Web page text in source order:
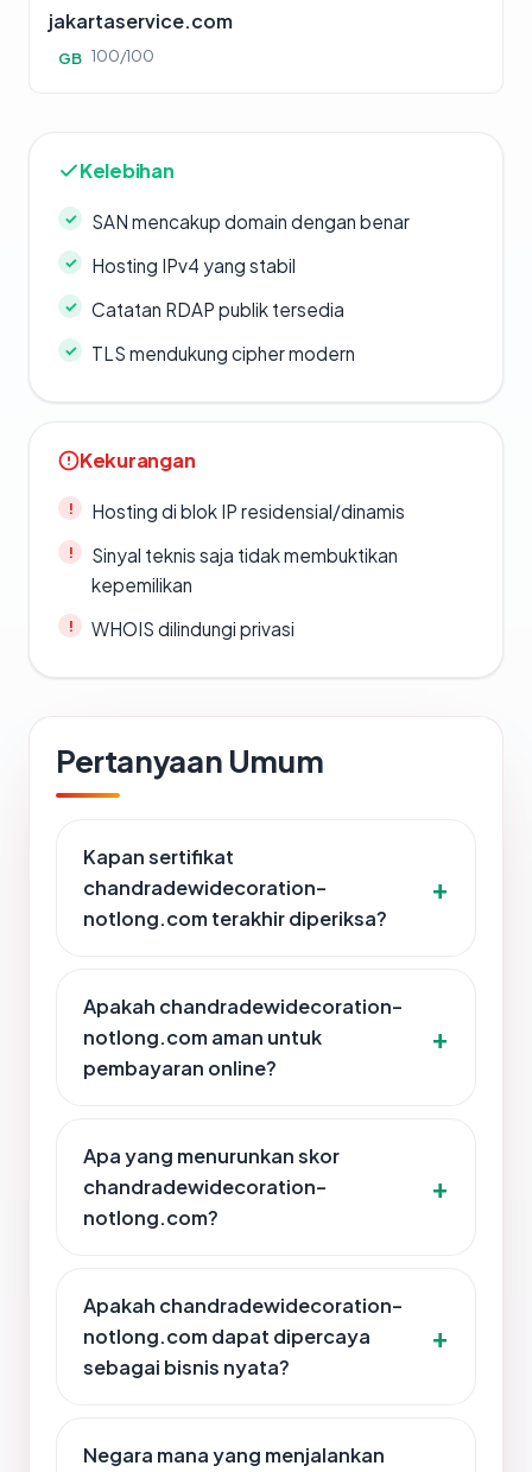
jakartaservice.com
GB 100/100
Kelebihan
SAN mencakup domain dengan benar
Hosting IPv4 yang stabil
Catatan RDAP publik tersedia
TLS mendukung cipher modern
Kekurangan
Hosting di blok IP residensial/dinamis
Sinyal teknis saja tidak membuktikan
kepemilikan
WHOIS dilindungi privasi
Pertanyaan Umum
Kapan sertifikat
chandradewidecoration-
notlong.com terakhir diperiksa?
Apakah chandradewidecoration-
notlong.com aman untuk
pembayaran online?
Apa yang menurunkan skor
chandradewidecoration-
notlong.com?
Apakah chandradewidecoration-
notlong.com dapat dipercaya
sebagai bisnis nyata?
Negara mana yang menjalankan